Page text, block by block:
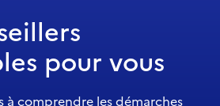
pour vous
à comprendre les démarches